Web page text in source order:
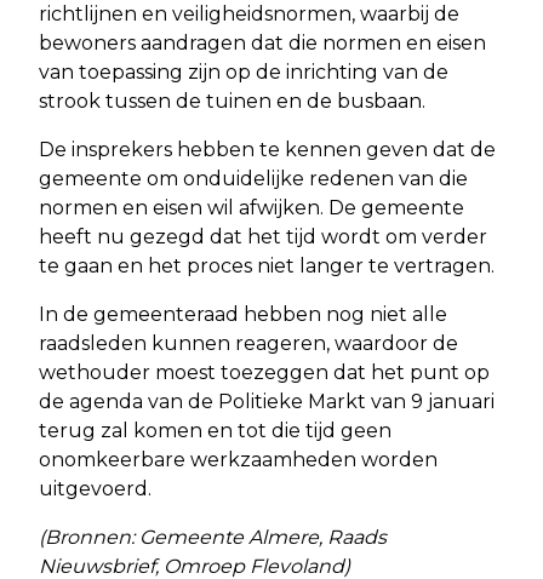
richtlijnen en veiligheidsnormen, waarbij de
bewoners aandragen dat die normen en eisen
van toepassing zijn op de inrichting van de
strook tussen de tuinen en de busbaan.
De insprekers hebben te kennen geven dat de
gemeente om onduidelijke redenen van die
normen en eisen wil afwijken. De gemeente
heeft nu gezegd dat het tijd wordt om verder
te gaan en het proces niet langer te vertragen.
In de gemeenteraad hebben nog niet alle
raadsleden kunnen reageren, waardoor de
wethouder moest toezeggen dat het punt op
de agenda van de Politieke Markt van 9 januari
terug zal komen en tot die tijd geen
onomkeerbare werkzaamheden worden
uitgevoerd.
(Bronnen: Gemeente Almere, Raads
Nieuwsbrief, Omroep Flevoland)